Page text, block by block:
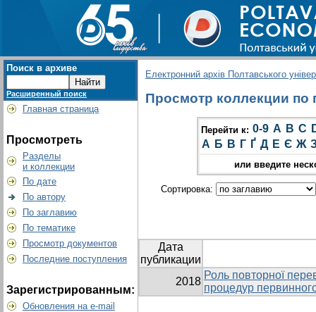
Поиск в архиве
Расширенный поиск
Главная страница
Просмотреть
Разделы
и коллекции
По дате
По автору
По заглавию
По тематике
Просмотр документов
Последние поступления
Зарегистрированным:
Обновления на e-mail
Електронний архів Полтавського
Просмотр коллекции по
Перейти к: 0-9 A B C
А Б В Г Ґ Д Е Є Ж
или введите
Сортировка:
Дата
публикации
2018
Роль повторної
процедур